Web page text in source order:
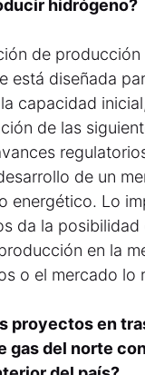
hidrógeno?
de producción
está diseñada
capacidad
de las
de un
energético. Lo
da la posibilidad
en la
o el mercado lo
proyectos en
gas del norte